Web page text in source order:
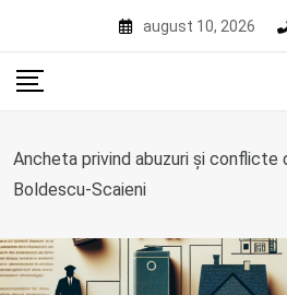
content
august 10, 2026
Ancheta privind abuzuri și
Boldescu-Scaieni